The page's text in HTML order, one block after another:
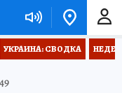
УКРАИНА: СВОДКА